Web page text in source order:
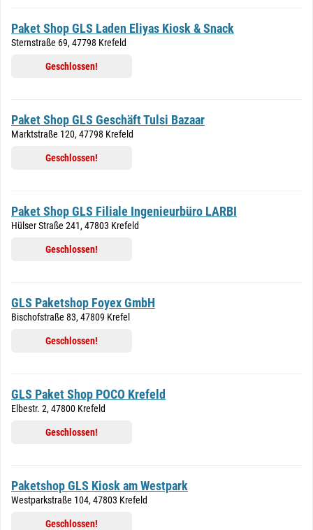
Paket Shop GLS Laden Eliyas Kiosk & Snack
Sternstraße 69, 47798 Krefeld
Geschlossen!
Paket Shop GLS Geschäft Tulsi Bazaar
Marktstraße 120, 47798 Krefeld
Geschlossen!
Paket Shop GLS Filiale Ingenieurbüro LARBI
Hülser Straße 241, 47803 Krefeld
Geschlossen!
GLS Paketshop Foyex GmbH
Bischofstraße 83, 47809 Krefel
Geschlossen!
GLS Paket Shop POCO Krefeld
Elbestr. 2, 47800 Krefeld
Geschlossen!
Paketshop GLS Kiosk am Westpark
Westparkstraße 104, 47803 Krefeld
Geschlossen!